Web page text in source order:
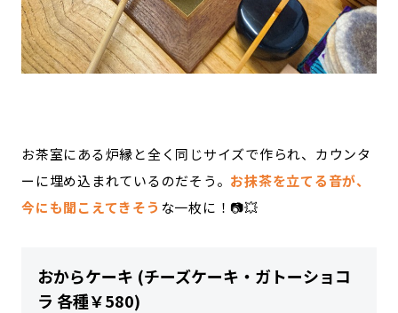
お茶室にある炉縁と全く同じサイズで作られ、カウンタ
ーに埋め込まれているのだそう。 お抹茶を立てる音が、
今にも聞こえてきそう な一枚に！📷💥
おからケーキ (チーズケーキ・ガトーショコ
ラ 各種￥580)